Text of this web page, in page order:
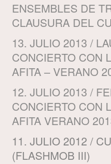
ENSEMBLES DE
CLAUSURA DEL
13. JULIO 2013 /
CONCIERTO CON
AFITA – VERANO
12. JULIO 2013 /
CONCIERTO CON
AFITA VERANO
11. JULIO 2012 /
(FLASHMOB III)